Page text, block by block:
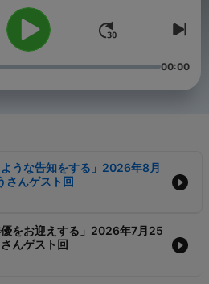
00:00
ような告知をする」2026年8月
さんゲスト回
優をお迎えする」2026年7月25
んゲスト回